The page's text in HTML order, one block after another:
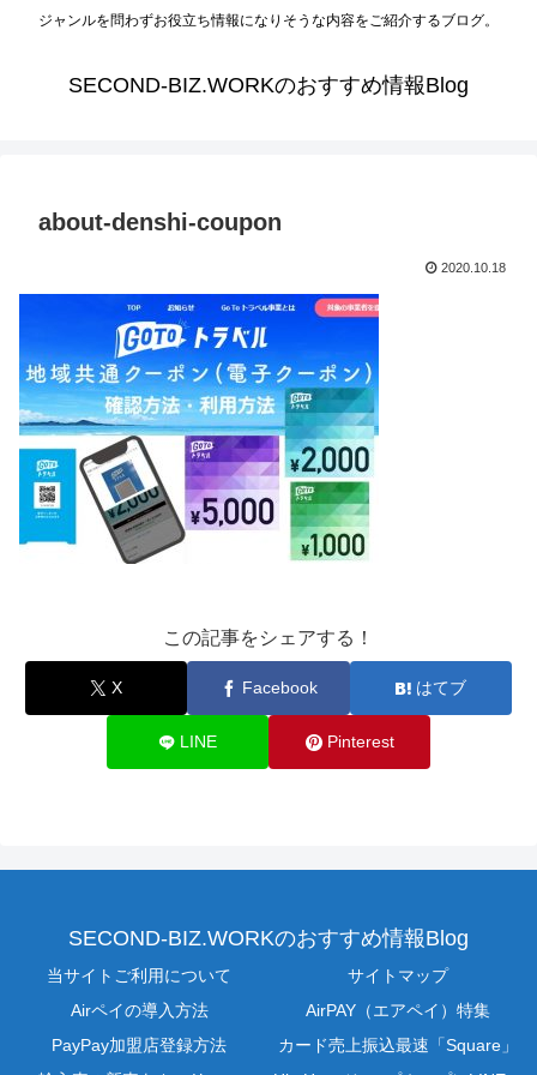
ジャンルを問わずお役立ち情報になりそうな内容をご紹介するブログ。
SECOND-BIZ.WORKのおすすめ情報Blog
about-denshi-coupon
2020.10.18
この記事をシェアする！
X Facebook はてブ
LINE Pinterest
SECOND-BIZ.WORKのおすすめ情報Blog
当サイトご利用について
サイトマップ
Airペイの導入方法
AirPAY（エアペイ）特集
PayPay加盟店登録方法
カード売上振込最速「Square」